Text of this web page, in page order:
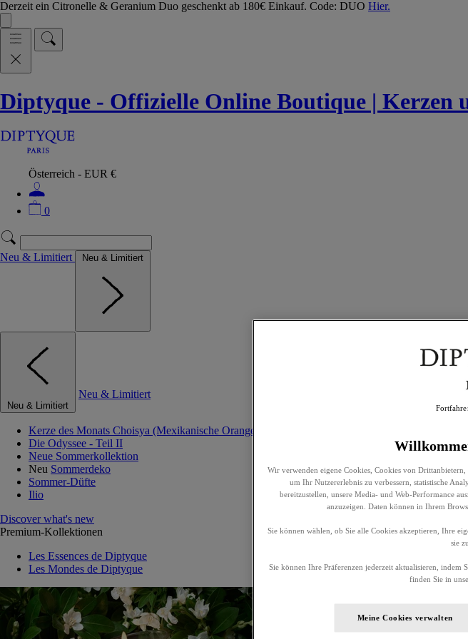
Derzeit ein Citronelle & Geranium Duo geschenkt ab 180€ Einkauf. Code: DUO Hier.
Diptyque - Offizielle Online Boutique | Kerzen
Österreich - EUR €
0
Neu & Limitiert Neu & Limitiert
Neu & Limitiert
Neu & Limitiert
Kerze des Monats Choisya (Mexikanische Orangenblume)
Die Odyssee - Teil II
Neue Sommerkollektion
Neu Sommerdeko
Sommer-Düfte
Ilio
Discover what's new
Premium-Kollektionen
Les Essences de Diptyque
Les Mondes de Diptyque
Wir verwenden eigene Cookies, Cookies von
um Ihr Nutzererlebnis zu verbessern, statistische
bereitzustellen, unsere Media- und Web-Performance
anzuzeigen. Daten können in Ihrem
Sie können wählen, ob Sie alle Cookies akzeptieren, Ihre
sie
Sie können Ihre Präferenzen jederzeit aktualisieren, indem
finden Sie in
Meine Cookies verwalten